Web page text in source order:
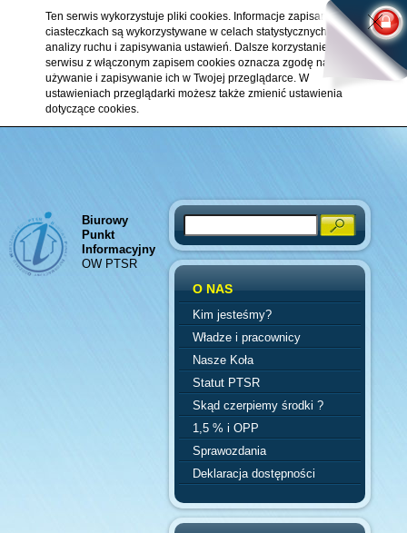
Ten serwis wykorzystuje pliki cookies. Informacje zapisane w
ciasteczkach są wykorzystywane w celach statystycznych,
analizy ruchu i zapisywania ustawień. Dalsze korzystanie z
serwisu z włączonym zapisem cookies oznacza zgodę na ich
używanie i zapisywanie ich w Twojej przeglądarce. W
ustawieniach przeglądarki możesz także zmienić ustawienia
dotyczące cookies.
Biurowy
Punkt
Informacyjny
OW PTSR
Search
O NAS
Kim jesteśmy?
Władze i pracownicy
Nasze Koła
Statut PTSR
Skąd czerpiemy środki ?
1,5 % i OPP
Sprawozdania
Deklaracja dostępności